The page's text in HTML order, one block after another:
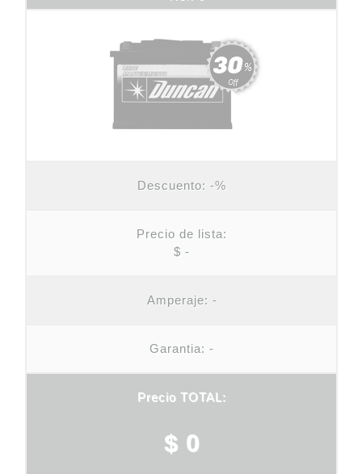
Descuento: -%
Precio de lista:
$ -
Amperaje: -
Garantia: -
Precio TOTAL:
$ 0